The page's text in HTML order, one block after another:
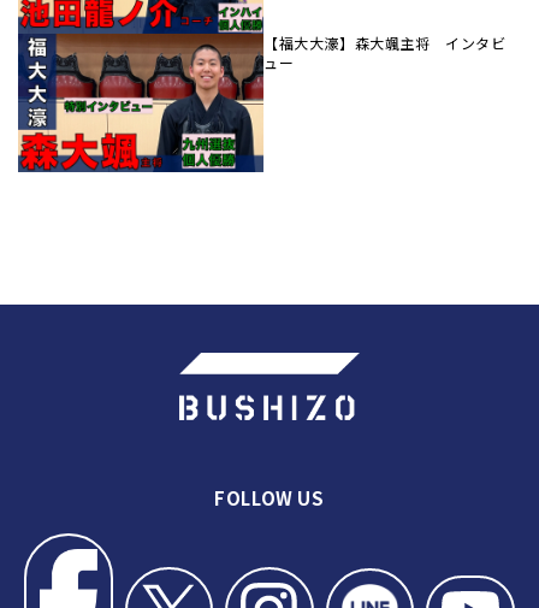
【福大大濠】森大颯主将 インタビ
ュー
FOLLOW US